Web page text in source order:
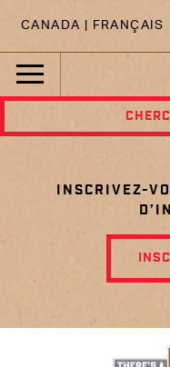
CANADA | FRANÇAIS
INSCRIVEZ-